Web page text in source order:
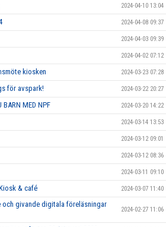
2024-04-10 13:04
2024-04-08 09:37
2024-04-03 09:39
2024-04-02 07:12
kiosken 2024-03-23 07:28
för avspark! 2024-03-22 20:27
BARN MED NPF 2024-03-20 14:22
2024-03-14 13:53
2024-03-12 09:01
2024-03-12 08:36
2024-03-11 09:10
& café 2024-03-07 11:40
givande digitala föreläsningar
2024-02-27 11:06